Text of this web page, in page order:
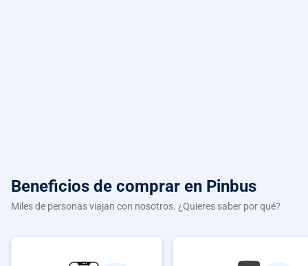
Beneficios de comprar en Pinbus
Miles de personas viajan con nosotros. ¿Quieres saber por qué?